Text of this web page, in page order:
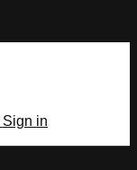
Sign in